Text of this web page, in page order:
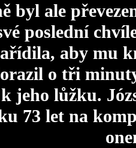
byl ale
poslední
aby mu
o tři
jeho lůžku.
73 let na